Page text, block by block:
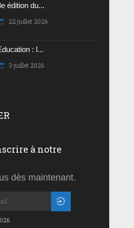
édition du...
22 juillet 2026
: l...
3 juillet 2026
à notre
dès maintenant.